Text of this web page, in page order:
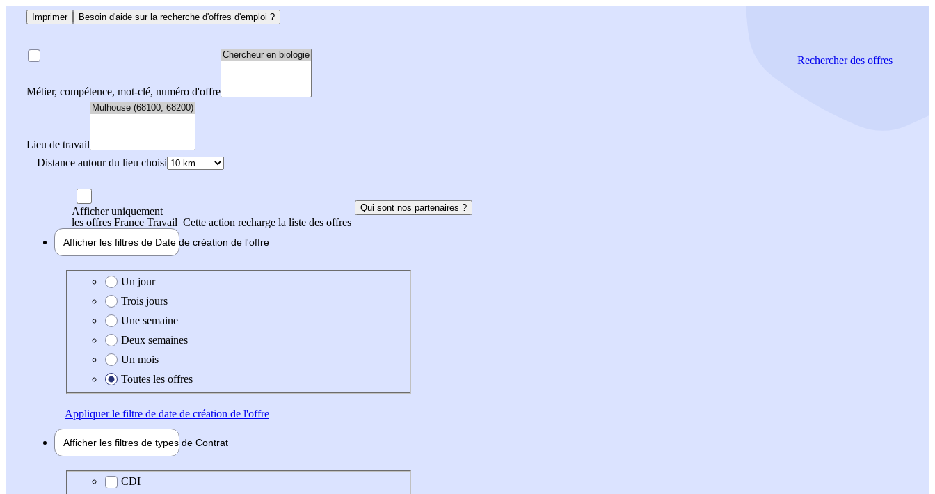
Imprimer Besoin d'aide sur la recherche d'offres d'emploi ?
Métier, compétence, mot-clé, numéro d'offre
Lieu de travail
Distance autour du lieu choisi
Rechercherdes offres
Afficher uniquement
les offres France Travail Cette action recharge la liste des offres
Qui sont nos partenaires ?
Afficher les filtres de Date de création de l'offre
Date de création de l'offre
Un jour
Trois jours
Une semaine
Deux semaines
Un mois
Toutes les offres
Appliquerle filtre de date de création de l'offre
Afficher les filtres de types de Contrat
Type de contrat
CDI